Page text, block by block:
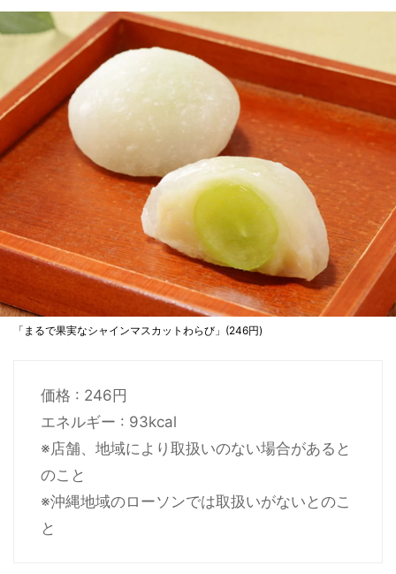
「まるで果実なシャインマスカットわらび」(246円)
価格 : 246円
エネルギー : 93kcal
※店舗、地域により取扱いのない場合があると
のこと
※沖縄地域のローソンでは取扱いがないとのこ
と